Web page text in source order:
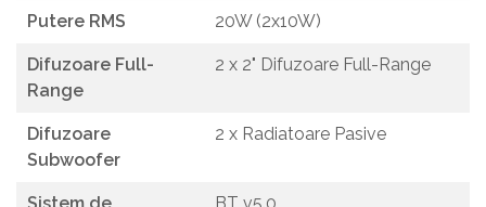
Putere RMS 20W (2x10W)
Difuzoare Full-
Range
2 x 2" Difuzoare Full-Range
Difuzoare
Subwoofer
2 x Radiatoare Pasive